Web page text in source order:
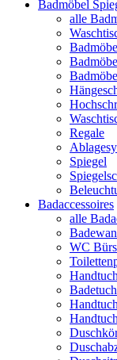
Badmöbel
alle
Regale
Spiegel
Badaccessoires
alle
WC